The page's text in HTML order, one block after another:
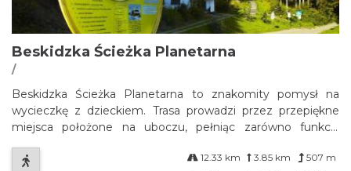
Beskidzka Ścieżka Planetarna
/
Beskidzka Ścieżka Planetarna to znakomity pomysł na
wycieczkę z dzieckiem. Trasa prowadzi przez przepiękne
miejsca położone na uboczu, pełniąc zarówno funkcję
12.33 km 3.85 km
507 m